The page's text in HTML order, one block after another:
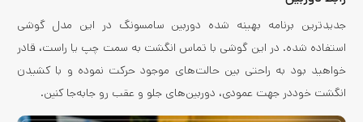
جدیدترین برنامه بهینه شده دوربین سامسونگ در این مدل گوشی
استفاده شده. در این گوشی با تماس انگشت به سمت چپ یا راست، قادر
خواهید بود به راحتی بین حالت‌های موجود حرکت نموده و با کشیدن
انگشت خوددر جهت عمودی، دوربین‌های جلو و عقب رو جابه‌جا کنین.